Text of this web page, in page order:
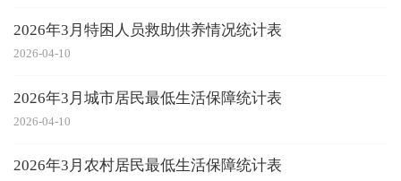
2026年3月特困人员救助供养情况统计表
2026-04-10
2026年3月城市居民最低生活保障统计表
2026-04-10
2026年3月农村居民最低生活保障统计表